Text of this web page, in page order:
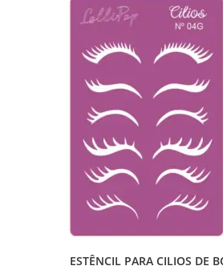
ESTÊNCIL PARA CILIOS DE